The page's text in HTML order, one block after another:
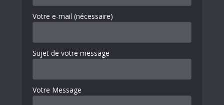
Votre e-mail (nécessaire)
Sujet de votre message
Votre Message